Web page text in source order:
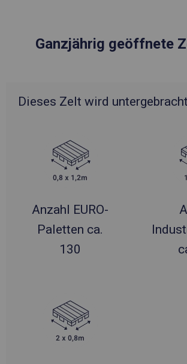
Ganzjährig geöffnete
Dieses Zelt wird
Anzahl EURO-
Paletten ca.
130